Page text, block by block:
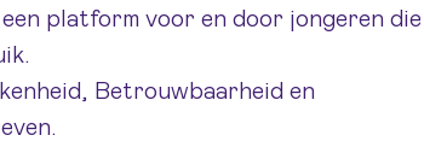
platform voor en door jongeren
Betrouwbaarheid en